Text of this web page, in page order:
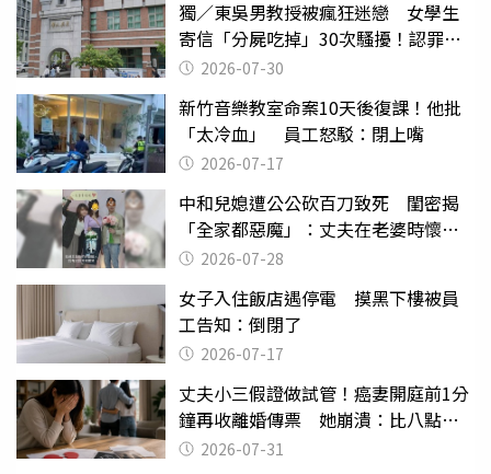
獨／東吳男教授被瘋狂迷戀 女學生
寄信「分屍吃掉」30次騷擾！認罪免
關 2026-07-30
新竹音樂教室命案10天後復課！他批
「太冷血」 員工怒駁：閉上嘴
2026-07-17
中和兒媳遭公公砍百刀致死 閨密揭
「全家都惡魔」：丈夫在老婆時懷孕
摔東西
2026-07-28
女子入住飯店遇停電 摸黑下樓被員
工告知：倒閉了
2026-07-17
丈夫小三假證做試管！癌妻開庭前1分
鐘再收離婚傳票 她崩潰：比八點檔
還扯2026-07-31